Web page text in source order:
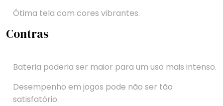
Ótima tela com cores vibrantes.
Contras
Bateria poderia ser maior para um uso mais intenso.
Desempenho em jogos pode não ser tão
satisfatório.